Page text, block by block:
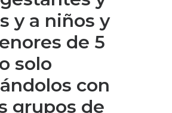
y a niños y
de 5
solo
con
grupos de